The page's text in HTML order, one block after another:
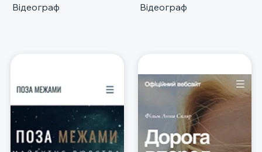
Відеограф Відеограф